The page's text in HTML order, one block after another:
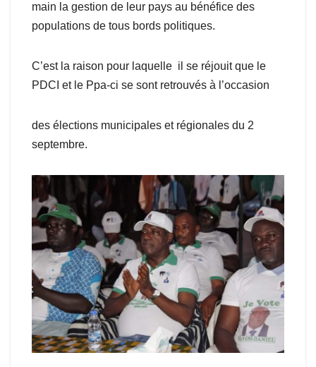
main la gestion de leur pays au bénéfice des
populations de tous bords politiques.
C’est la raison pour laquelle il se réjouit que le
PDCI et le Ppa-ci se sont retrouvés à l’occasion
des élections municipales et régionales du 2
septembre.